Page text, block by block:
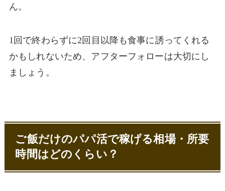
ん。
1回で終わらずに2回目以降も食事に誘ってくれる
かもしれないため、アフターフォローは大切にし
ましょう。
ご飯だけのパパ活で稼げる相場・所要
時間はどのくらい？